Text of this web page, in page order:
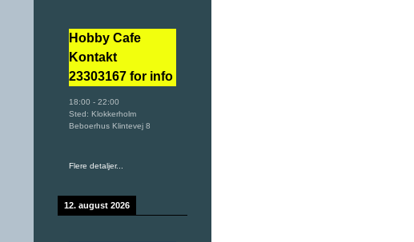
Hobby Cafe
Kontakt
23303167 for info
18:00 - 22:00
Sted: Klokkerholm
Beboerhus Klintevej 8
Flere detaljer...
12. august 2026